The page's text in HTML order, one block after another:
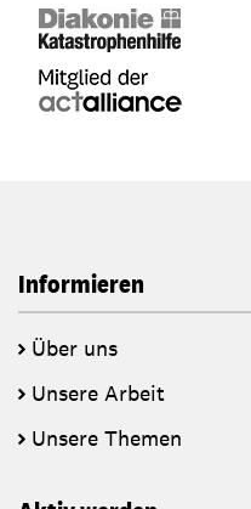
Informieren
Über uns
Unsere Arbeit
Unsere Themen